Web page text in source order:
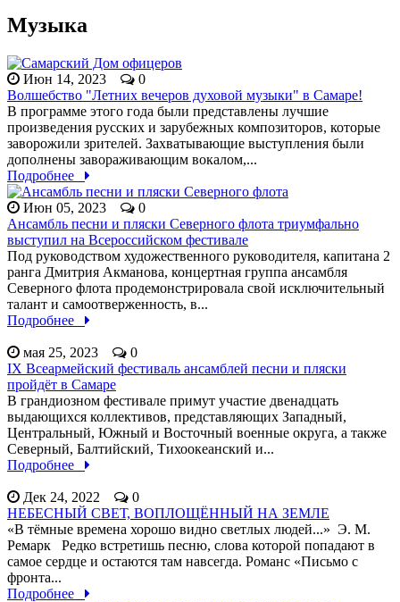
Музыка
Июн 14, 2023
0
Волшебство "Летних вечеров духовой музыки" в Самаре!
В программе этого года были представлены лучшие
произведения русских и зарубежных композиторов, которые
заворожили зрителей. Захватывающие выступления были
дополнены завораживающим вокалом,...
Подробнее
Июн 05, 2023
0
Ансамбль песни и пляски Северного флота триумфально
выступил на Всероссийском фестивале
Под руководством художественного руководителя, капитана 2
ранга Дмитрия Акманова, концертная группа ансамбля
Северного флота продемонстрировала свой исключительный
талант и самоотверженность, в...
Подробнее
мая 25, 2023
0
IX Всеармейский фестиваль ансамблей песни и пляски
пройдёт в Самаре
В грандиозном фестивале примут участие двенадцать
выдающихся коллективов, представляющих Западный,
Центральный, Южный и Восточный военные округа, а также
Северный, Балтийский, Тихоокеанский и...
Подробнее
Дек 24, 2022
0
НЕБЕСНЫЙ СВЕТ, ВОПЛОЩЁННЫЙ НА ЗЕМЛЕ
«В тёмные времена хорошо видно светлых людей...» Э. М.
Ремарк Редко встретишь песню, слова которой попадают в
самое сердце и остаются там навсегда. Романс «Письмо с
фронта...
Подробнее